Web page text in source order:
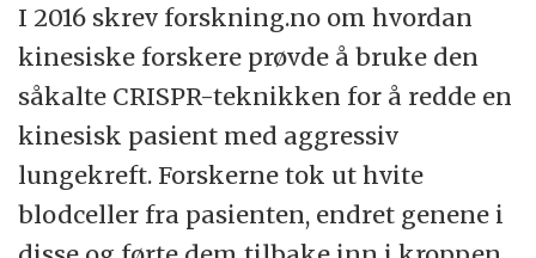
I 2016 skrev forskning.no om hvordan
kinesiske forskere prøvde å bruke den
såkalte CRISPR-teknikken for å redde en
kinesisk pasient med aggressiv
lungekreft. Forskerne tok ut hvite
blodceller fra pasienten, endret genene i